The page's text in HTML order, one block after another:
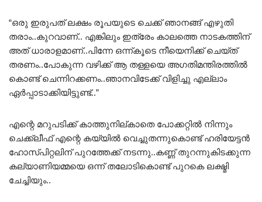
“ഒരു ഇരുപത് ലക്ഷം രൂപയുടെ ചെക്ക് ഞാനങ്ങ് എഴുതി
തരാം..കുറവാണ്.. എങ്കിലും ഇത്രേം കാലത്തെ നാടകത്തിന്
അത് ധാരാളമാണ്..പിന്നേ ഒന്ന്കൂടെ നീയെനിക്ക് ചെയ്ത്
തരണം..പോകുന്ന വഴിക്ക് ആ തള്ളയെ അഗതിമന്തിരത്തിൽ
കൊണ്ട് ചെന്നിറക്കണം..ഞാനവിടേക്ക് വിളിച്ചു എല്ലാം
ഏർപ്പാടാക്കിയിട്ടുണ്ട്..”
എന്റെ മറുപടിക്ക് കാത്തുനില്കാതെ പോക്കറ്റിൽ നിന്നും
ചെക്ക്ലീഫ് എന്റെ കയ്യിൽ വെച്ചുതന്നുകൊണ്ട് ഹരിയേട്ടൻ
ഹോസ്പിറ്റലിന് പുറത്തേക്ക് നടന്നു..കണ്ണ് തുറന്നുകിടക്കുന്ന
കല്യാണിയമ്മയെ ഒന്ന് തലോടികൊണ്ട് പുറകെ ലക്ഷ്മി
ചേച്ചിയും..